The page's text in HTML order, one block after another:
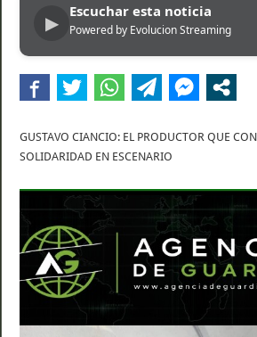
▶
Escuchar esta noticia
Powered by Evolucion Streaming
GUSTAVO CIANCIO: EL PRODUCTOR QUE
SOLIDARIDAD EN ESCENARIO